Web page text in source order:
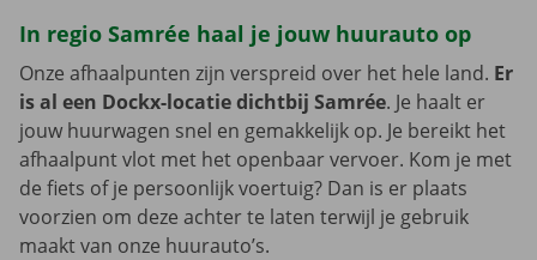
In regio Samrée haal je jouw huurauto op
Onze afhaalpunten zijn verspreid over het hele land. Er
is al een Dockx-locatie dichtbij Samrée. Je haalt er
jouw huurwagen snel en gemakkelijk op. Je bereikt het
afhaalpunt vlot met het openbaar vervoer. Kom je met
de fiets of je persoonlijk voertuig? Dan is er plaats
voorzien om deze achter te laten terwijl je gebruik
maakt van onze huurauto’s.